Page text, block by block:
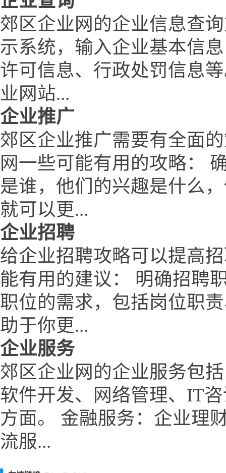
郊区企业网的企业信息查
示系统，输入企业基本信
许可信息、行政处罚信息
业网站...
企业推广
郊区企业推广需要有全面
网一些可能有用的攻略：
是谁，他们的兴趣是什么
就可以更...
企业招聘
给企业招聘攻略可以提高
能有用的建议： 明确招聘
职位的需求，包括岗位职
助于你更...
企业服务
郊区企业网的企业服务包
软件开发、网络管理、IT
方面。 金融服务：企业理
流服...